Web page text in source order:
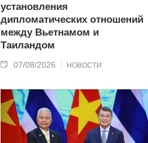
установления
дипломатических отношений
между Вьетнамом и
Таиландом
07/08/2026 НОВОСТИ